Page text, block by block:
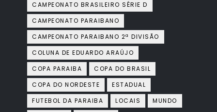
CAMPEONATO BRASILEIRO SÉRIE D
CAMPEONATO PARAIBANO
CAMPEONATO PARAIBANO 2ª DIVISÃO
COLUNA DE EDUARDO ARAÚJO
COPA PARAIBA
COPA DO BRASIL
COPA DO NORDESTE
ESTADUAL
FUTEBOL DA PARAIBA
LOCAIS
MUNDO